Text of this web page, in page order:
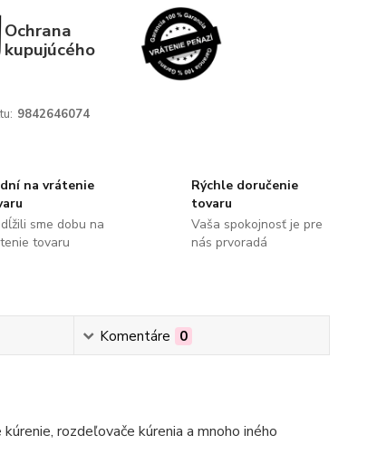
Ochrana
kupujúcého
9842646074
na vrátenie
sme dobu na
tovaru
Rýchle doručenie
tovaru
Vaša spokojnosť je pre
nás prvoradá
Komentáre 0
rozdeľovače kúrenia a mnoho iného